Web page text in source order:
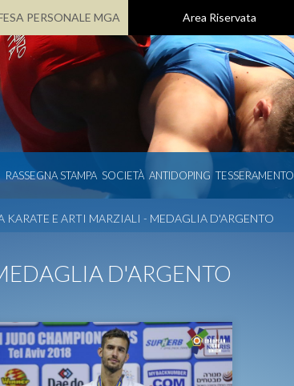
PERSONALE MGA Area Riservata
RASSEGNA STAMPA SOCIETÀ ANTIDOPING TESSERAMENTO
E ARTI MARZIALI - MEDAGLIA D'ARGENTO
D'ARGENTO